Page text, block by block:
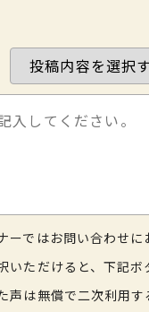
ではお問い合わせに
ただけると、下記ボ
声は無償で二次利用す